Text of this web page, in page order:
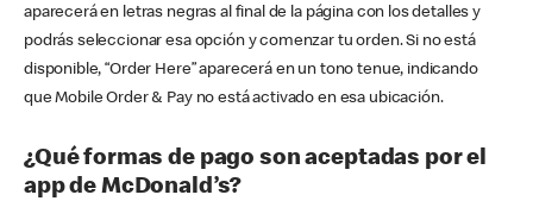
aparecerá en letras negras al final de la página con los detalles y
podrás seleccionar esa opción y comenzar tu orden. Si no está
disponible, “Order Here” aparecerá en un tono tenue, indicando
que Mobile Order & Pay no está activado en esa ubicación.
¿Qué formas de pago son aceptadas por el
app de McDonald’s?